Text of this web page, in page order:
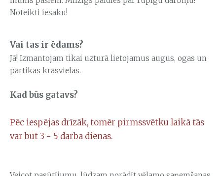
Vai tas ir ēdams?
Jā! Izmantojam tikai uzturā lietojamus augus, ogas un
pārtikas krāsvielas.
Kad būs gatavs?
Pēc iespējas drīzāk, tomēr pirmssvētku laikā tās
var būt 3 - 5 darba dienas.
Noteikti iesaku!